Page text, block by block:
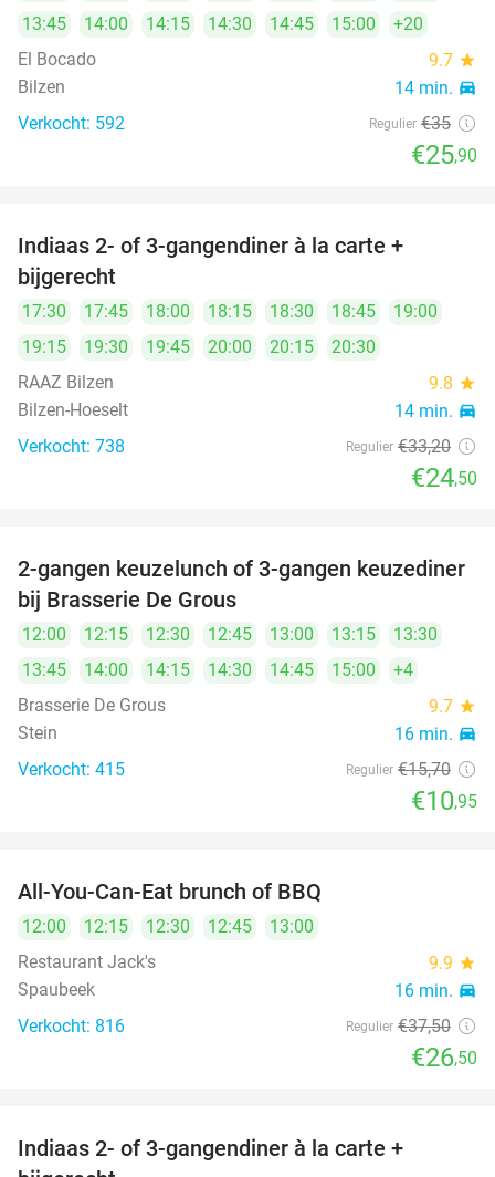
13:45
14:00 14:15 14:30 14:45 15:00
+20
El Bocado
9.7 star
Bilzen 14 min. directions_car
Verkocht: 592 Regulier €35
€25,90
Indiaas 2- of 3-gangendiner à la carte +
bijgerecht
17:30 17:45 18:00 18:15 18:30 18:45
19:00
19:15
19:30 19:45 20:00 20:15
20:30
RAAZ Bilzen
9.8 star
Bilzen-Hoeselt 14 min. directions_car
Verkocht: 738 Regulier €33,20
€24,50
30%
2-gangen keuzelunch of 3-gangen keuzediner
bij Brasserie De Grous
12:00 12:15 12:30 12:45 13:00 13:15
13:30
13:45
14:00 14:15 14:30 14:45 15:00
+4
Brasserie De Grous
9.7 star
Stein 16 min. directions_car
Verkocht: 415 Regulier €15,70
€10,95
All-You-Can-Eat brunch of BBQ
12:00 12:15 12:30 12:45
13:00
Restaurant Jack's
9.9 star
Spaubeek 16 min. directions_car
Verkocht: 816 Regulier €37,50
€26,50
Indiaas 2- of 3-gangendiner à la carte +